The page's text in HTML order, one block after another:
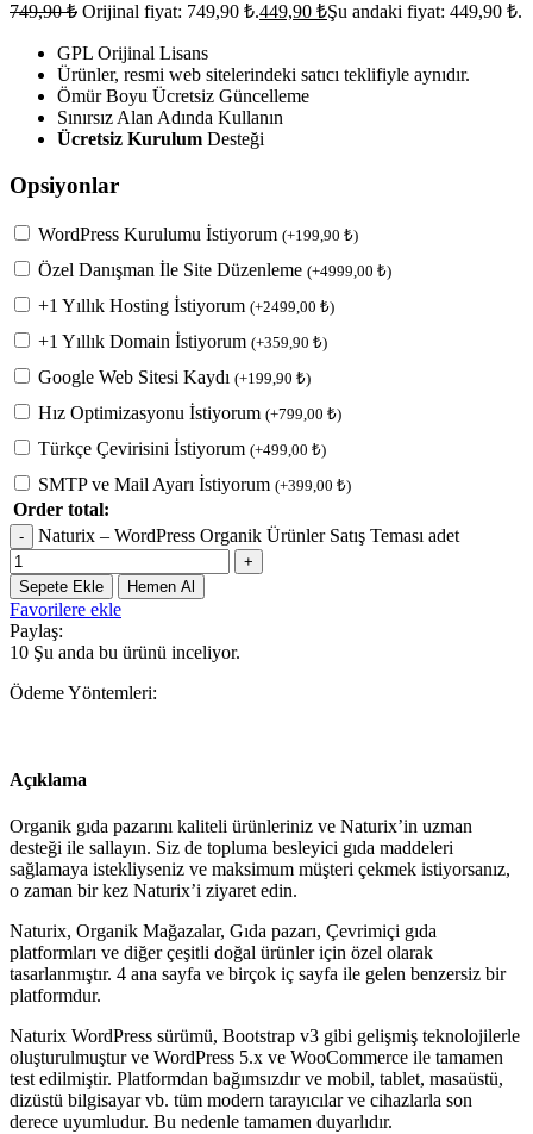
749,90₺ Orijinal fiyat: 749,90 ₺.449,90 ₺Şu andaki fiyat: 449,90 ₺.
GPL Orijinal Lisans
Ürünler, resmi web sitelerindeki satıcı teklifiyle aynıdır.
Ömür Boyu Ücretsiz Güncelleme
Sınırsız Alan Adında Kullanın
Ücretsiz Kurulum Desteği
Opsiyonlar
WordPress Kurulumu İstiyorum (+199,90 ₺)
Özel Danışman İle Site Düzenleme (+4999,00 ₺)
+1 Yıllık Hosting İstiyorum (+2499,00 ₺)
+1 Yıllık Domain İstiyorum (+359,90 ₺)
Google Web Sitesi Kaydı (+199,90 ₺)
Hız Optimizasyonu İstiyorum (+799,00 ₺)
Türkçe Çevirisini İstiyorum (+499,00 ₺)
SMTP ve Mail Ayarı İstiyorum (+399,00 ₺)
Order total:
Naturix – WordPress Organik Ürünler Satış Teması adet
Sepete Ekle Hemen Al
Favorilere ekle
Paylaş:
10 Şu anda bu ürünü inceliyor.
Ödeme Yöntemleri:
Açıklama
Organik gıda pazarını kaliteli ürünleriniz ve Naturix’in uzman
desteği ile sallayın. Siz de topluma besleyici gıda maddeleri
sağlamaya istekliyseniz ve maksimum müşteri çekmek istiyorsanız,
o zaman bir kez Naturix’i ziyaret edin.
Naturix, Organik Mağazalar, Gıda pazarı, Çevrimiçi gıda
platformları ve diğer çeşitli doğal ürünler için özel olarak
tasarlanmıştır. 4 ana sayfa ve birçok iç sayfa ile gelen benzersiz bir
platformdur.
Naturix WordPress sürümü, Bootstrap v3 gibi gelişmiş teknolojilerle
oluşturulmuştur ve WordPress 5.x ve WooCommerce ile tamamen
test edilmiştir. Platformdan bağımsızdır ve mobil, tablet, masaüstü,
dizüstü bilgisayar vb. tüm modern tarayıcılar ve cihazlarla son
derece uyumludur. Bu nedenle tamamen duyarlıdır.